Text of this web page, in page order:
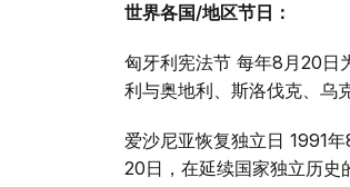
世界各国/地区节日：
匈牙利宪法节 每年8月20日
利与奥地利、斯洛伐克、乌
爱沙尼亚恢复独立日 1991
20日，在延续国家独立历史